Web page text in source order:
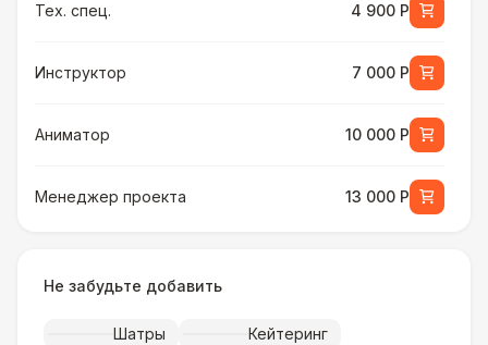
Тех. спец. 4 900 Р
Инструктор 7 000 Р
Аниматор 10 000 Р
Менеджер проекта 13 000 Р
Серебряный (1,7 х 0,8 х 0,6)
Не забудьте добавить
Шатры
Кейтеринг